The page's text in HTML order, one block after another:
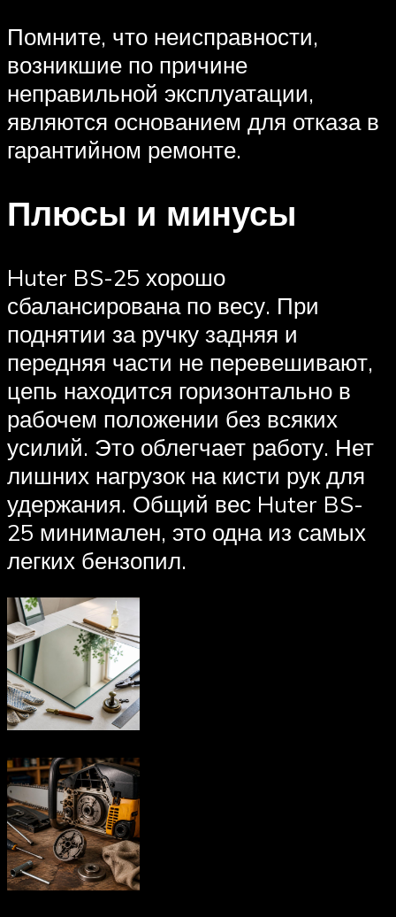
Помните, что неисправности,
возникшие по причине
неправильной эксплуатации,
являются основанием для отказа в
гарантийном ремонте.
Плюсы и минусы
Huter BS-25 хорошо
сбалансирована по весу. При
поднятии за ручку задняя и
передняя части не перевешивают,
цепь находится горизонтально в
рабочем положении без всяких
усилий. Это облегчает работу. Нет
лишних нагрузок на кисти рук для
удержания. Общий вес Huter BS-
25 минимален, это одна из самых
легких бензопил.